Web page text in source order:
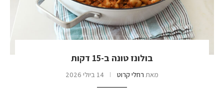
בולונז טונה ב-15 דקות
מאת רחלי קרוט 14 ביולי 2026